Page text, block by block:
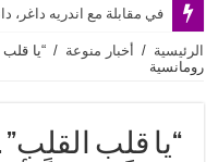
في مقابلة مع اندريه
الرئيسية / أخبار منوعة / “يا
رومانسية
“يا قلب